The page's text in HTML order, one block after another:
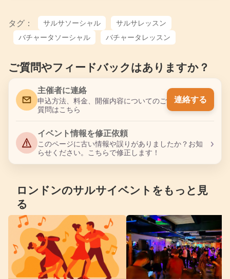
タグ： サルサソーシャル
サルサレッスン
バチャータソーシャル
バチャータレッスン
ご質問やフィードバックはありますか？
主催者に連絡
申込方法、料金、開催内容についてのご
質問はこちら
連絡する
イベント情報を修正依頼
このページに古い情報や誤りがありましたか？お知
らせください。こちらで修正します！
›
ロンドンのサルサイベントをもっと見
る